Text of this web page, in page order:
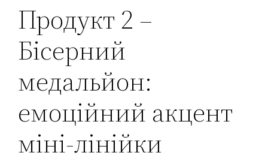
Продукт 2 –
Бісерний
медальйон:
емоційний акцент
міні-лінійки